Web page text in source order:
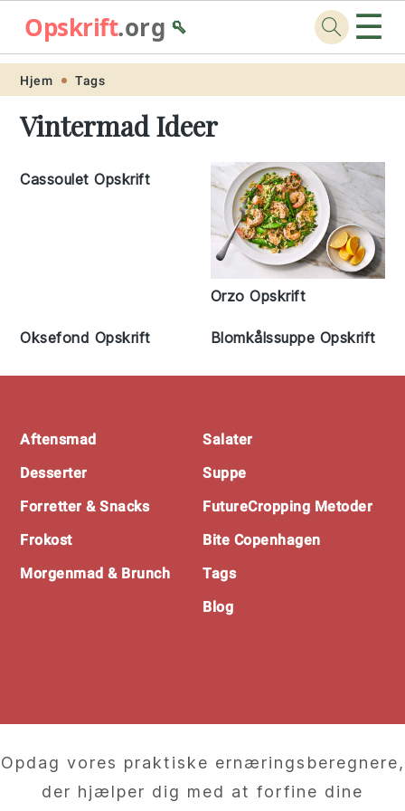
Skip
primary
Skip
main
Skip
primary
Skip
footer
Opskrift.org🥄 ☰
Hjem Tags
Vintermad Ideer
Cassoulet Opskrift
Orzo Opskrift
Oksefond Opskrift Blomkålssuppe Opskrift
Footer
Aftensmad
Desserter
Forretter & Snacks
Frokost
Morgenmad & Brunch
Salater
Suppe
FutureCropping Metoder
Bite Copenhagen
Tags
Blog
Opdag vores praktiske ernæringsberegnere,
der hjælper dig med at forfine dine